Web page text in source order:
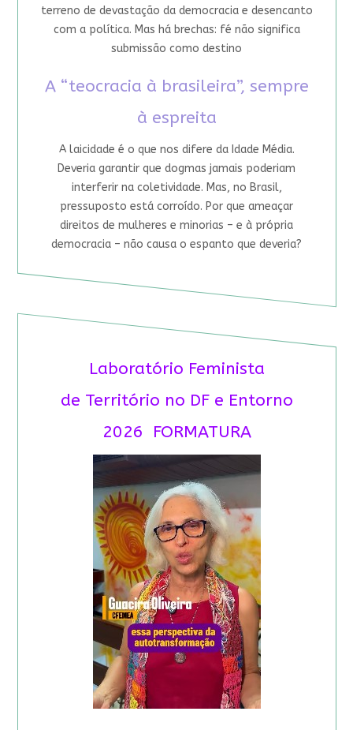
terreno de devastação da democracia e desencanto
com a política. Mas há brechas: fé não significa
submissão como destino
A “teocracia à brasileira”, sempre
à espreita
A laicidade é o que nos difere da Idade Média.
Deveria garantir que dogmas jamais poderiam
interferir na coletividade. Mas, no Brasil,
pressuposto está corroído. Por que ameaçar
direitos de mulheres e minorias – e à própria
democracia – não causa o espanto que deveria?
Laboratório Feminista
de Território no DF e Entorno
2026 FORMATURA